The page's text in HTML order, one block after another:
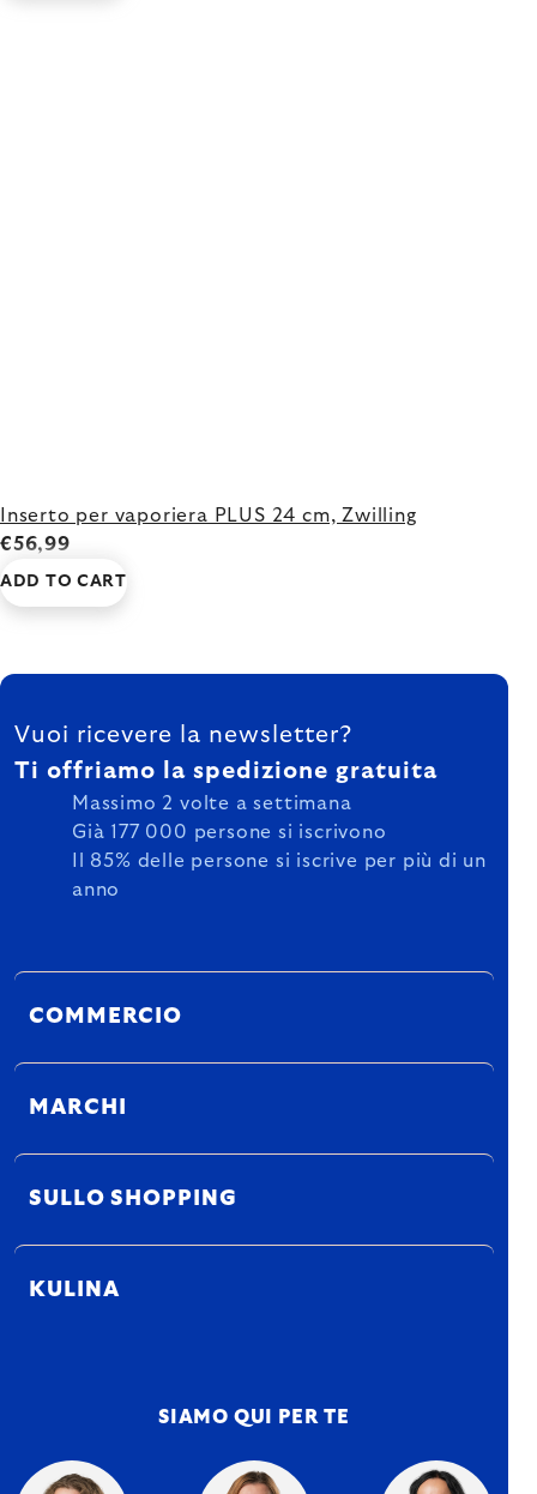
Inserto per vaporiera PLUS 24 cm, Zwilling
€56,99
ADD TO CART
FOOTER
Vuoi ricevere la newsletter?
Ti offriamo la spedizione gratuita
Massimo 2 volte a settimana
Già 177 000 persone si iscrivono
Il 85% delle persone si iscrive per più di un
anno
COMMERCIO
MARCHI
SULLO SHOPPING
KULINA
SIAMO QUI PER TE